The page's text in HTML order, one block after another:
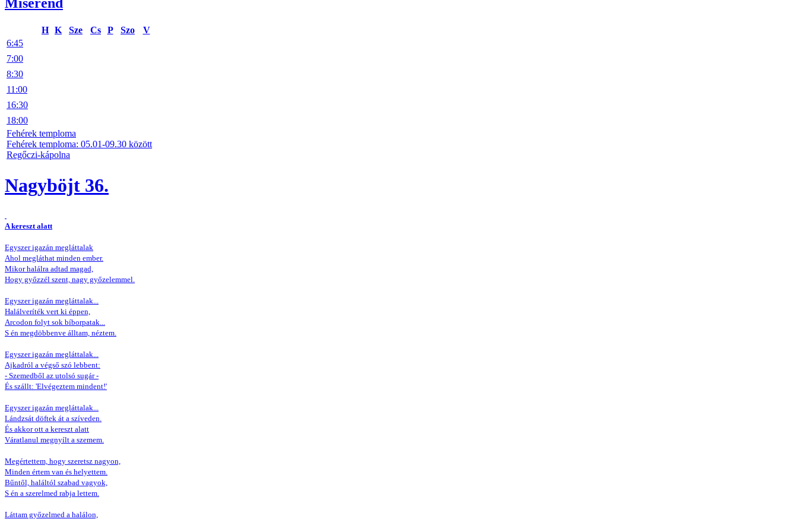
H K Sze Cs P Szo
V
6:45
7:00
8:30
11:00
16:30
18:00
Fehérek temploma
Fehérek temploma: 05.01-09.30 között
Regőczi-kápolna
Nagyböjt 36.
A kereszt alatt
Egyszer igazán megláttalak
Ahol megláthat minden ember.
Mikor halálra adtad magad,
Hogy győzzél szent, nagy győzelemmel.
Egyszer igazán megláttalak...
Halálveríték vert ki éppen,
Arcodon folyt sok bíborpatak...
S én megdöbbenve álltam, néztem.
Egyszer igazán megláttalak...
Ajkadról a végső szó lebbent:
- Szemedből az utolsó sugár -
És szállt: 'Elvégeztem mindent!'
Egyszer igazán megláttalak...
Lándzsát döftek át a szíveden.
És akkor ott a kereszt alatt
Váratlanul megnyílt a szemem.
Megértettem, hogy szeretsz nagyon,
Minden értem van és helyettem.
Bűntől, haláltól szabad vagyok,
S én a szerelmed rabja lettem.
Láttam győzelmed a halálon,